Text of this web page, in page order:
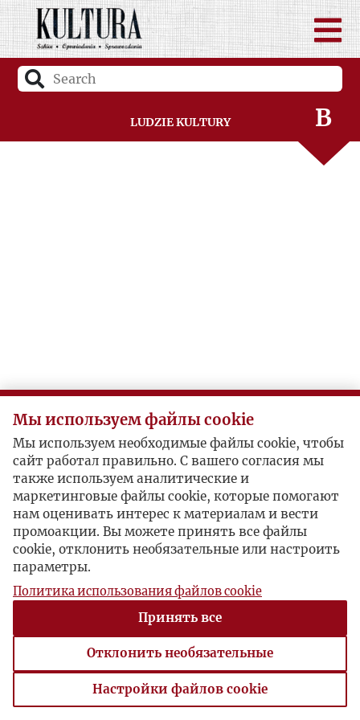
Ludzie Kultury
B
C
I
K
L
Ł
M
N
Мы используем файлы cookie
Мы используем необходимые файлы cookie, чтобы
сайт работал правильно. С вашего согласия мы
также используем аналитические и
маркетинговые файлы cookie, которые помогают
нам оценивать интерес к материалам и вести
промоакции. Вы можете принять все файлы
cookie, отклонить необязательные или настроить
параметры.
Политика использования файлов cookie
Принять все
Отклонить необязательные
Настройки файлов cookie
Настройки файлов cookie